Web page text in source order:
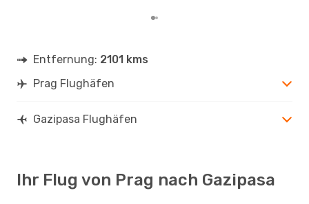
Entfernung: 2101 kms
Prag Flughäfen
Gazipasa Flughäfen
Ihr Flug von Prag nach Gazipasa